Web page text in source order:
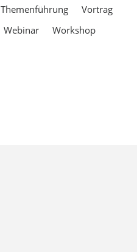
Themenführung
Vortrag
Webinar
Workshop